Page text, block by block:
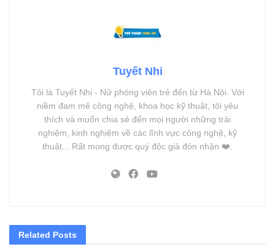
Tuyết Nhi
Tôi là Tuyết Nhi - Nữ phóng viên trẻ đến từ Hà Nội. Với
niềm đam mê công nghệ, khoa học kỹ thuật, tôi yêu
thích và muốn chia sẻ đến mọi người những trải
nghiệm, kinh nghiệm về các lĩnh vực công nghệ, kỹ
thuật... Rất mong được quý độc giả đón nhận ❤️.
Related Posts